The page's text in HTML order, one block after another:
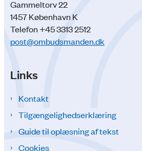
Gammeltorv 22
1457 København K
Telefon +45 3313 2512
post@ombudsmanden.dk
Links
Kontakt
Tilgængelighedserklæring
Guide til oplæsning af tekst
Cookies